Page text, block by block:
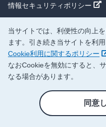
当サイトでは、利便性の向上
ます。引き続き当サイトを利
Cookie利用に関するポリシー
なおCookieを無効にすると、
なる場合があります。
同意
情報セキュリティポリシー
日本調剤サイト 新しいウィ
企業情報 新しいウィンドウ
医院開業支援サイト
「メディカルセンター.JP」
Copyright © NIHON CHOUZAI Co., Ltd. All